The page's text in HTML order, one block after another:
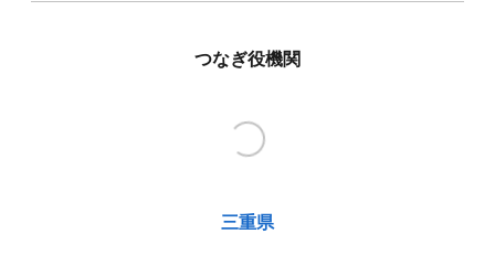
つなぎ役機関
三重県